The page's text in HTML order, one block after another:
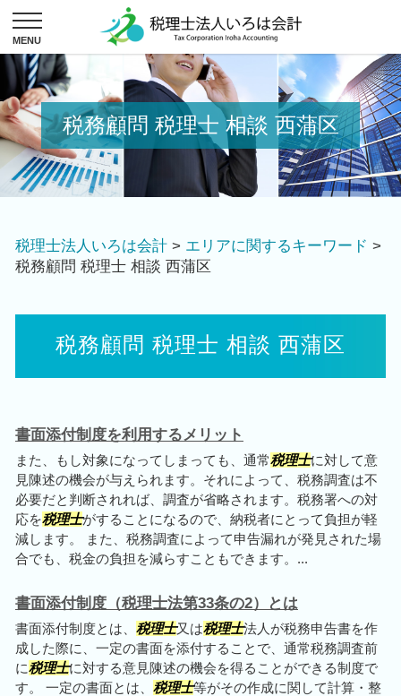
税務顧問 税理士 相談 西蒲区
税理士法人いろは会計 > エリアに関するキーワード >
税務顧問 税理士 相談 西蒲区
税務顧問 税理士 相談 西蒲区
書面添付制度を利用するメリット
また、もし対象になってしまっても、通常税理士に対して意
見陳述の機会が与えられます。それによって、税務調査は不
必要だと判断されれば、調査が省略されます。税務署への対
応を税理士がすることになるので、納税者にとって負担が軽
減します。 また、税務調査によって申告漏れが発見された場
合でも、税金の負担を減らすこともできます。...
書面添付制度（税理士法第33条の2）とは
書面添付制度とは、 税理士又は税理士法人が税務申告書を作
成した際に、一定の書面を添付することで、通常税務調査前
に税理士に対する意見陳述の機会を得ることができる制度で
す。 一定の書面とは、 税理士等がその作成に関して計算・整